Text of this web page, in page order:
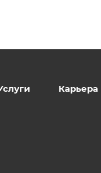
Карьера